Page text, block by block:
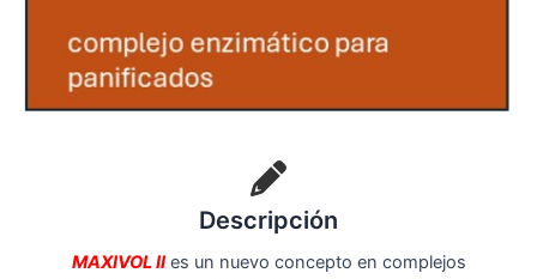
Descripción
MAXIVOL II es un nuevo concepto en complejos